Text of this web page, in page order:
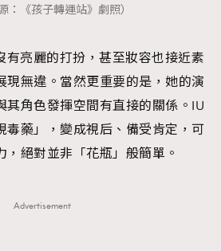
：《孩子轉運站》劇照）
有亮麗的打扮，甚至妝容也接近素
現無違。當然更重要的是，她的演
其角色發揮空間有直接的關係。IU
毒藥」，變成視后、備受肯定，可
絕對並非「花瓶」般簡單。
Advertisement